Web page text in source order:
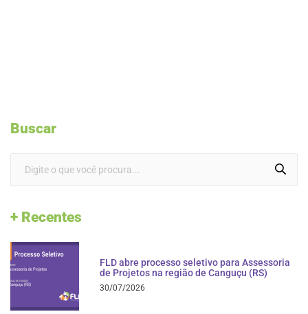
Buscar
+ Recentes
FLD abre processo seletivo para Assessoria
de Projetos na região de Canguçu (RS)
30/07/2026